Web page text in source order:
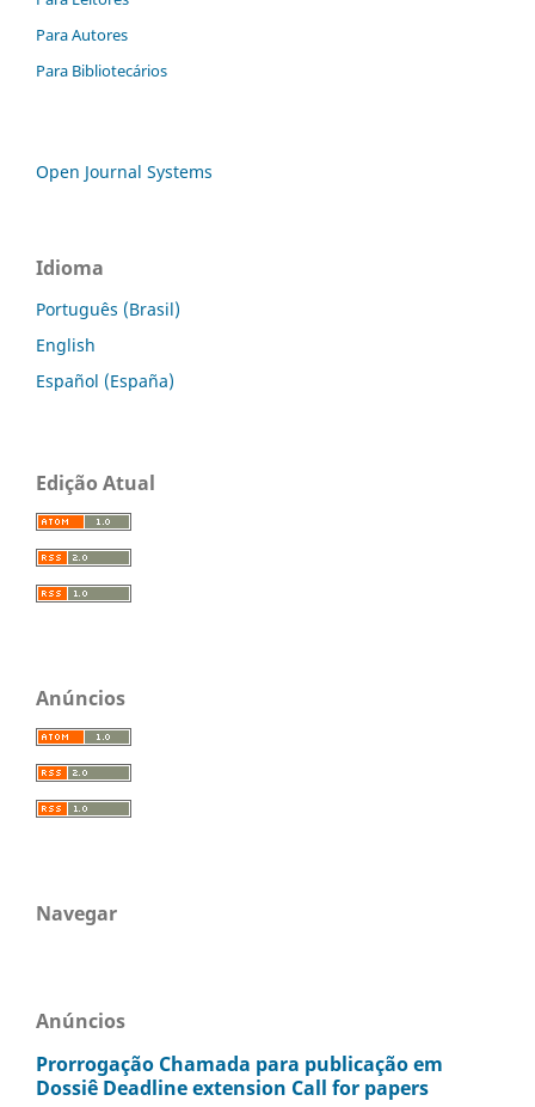
Para Autores
Para Bibliotecários
Open Journal Systems
Idioma
Português (Brasil)
English
Español (España)
Edição Atual
Anúncios
Navegar
Anúncios
Prorrogação Chamada para publicação em
Dossiê Deadline extension Call for papers